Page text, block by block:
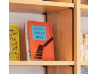
CONTACT
ONLINE SHOP